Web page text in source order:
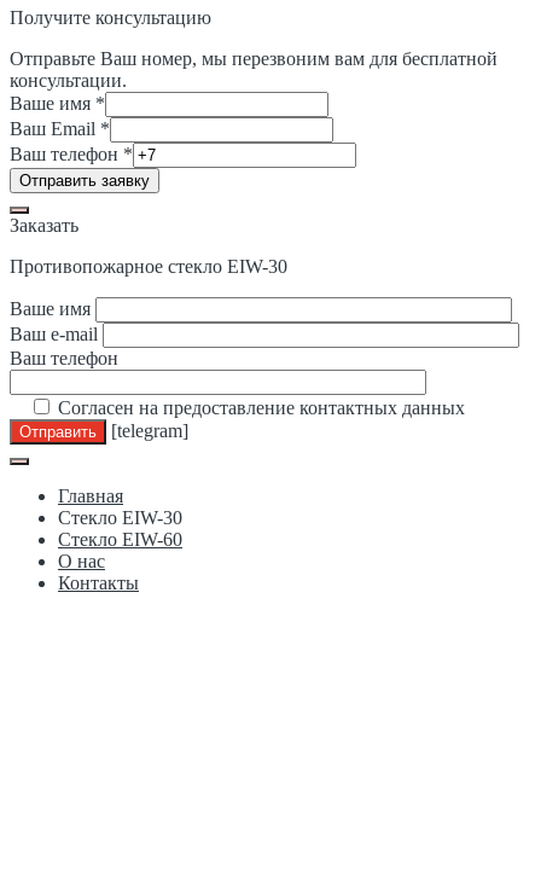
Получите консультацию
Отправьте Ваш номер, мы перезвоним вам для бесплатной
консультации.
Ваше имя *
Ваш Email *
Ваш
имя
телефон
Ваш телефон *
Отправить заявку
Заказать
Противопожарное стекло EIW-30
Ваше имя
Ваш e-mail
Ваш телефон
Согласен на предоставление контактных данных
[telegram]
Главная
Стекло EIW-30
Стекло EIW-60
О нас
Контакты